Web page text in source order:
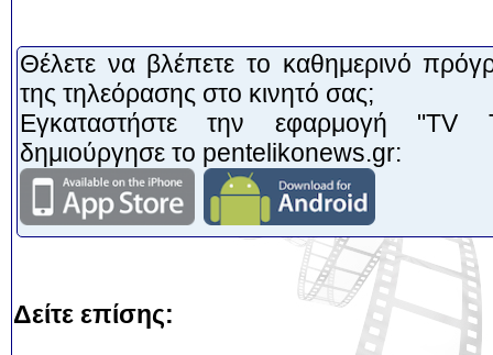
Θέλετε να βλέπετε το καθημερινό
της τηλεόρασης στο κινητό σας;
Εγκαταστήστε την εφαρμογή "TV
δημιούργησε το pentelikonews.gr:
Δείτε επίσης:
το